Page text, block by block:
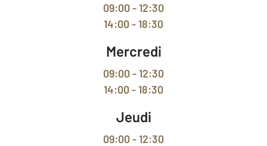
09:00 - 12:30
14:00 - 18:30
Mercredi
09:00 - 12:30
14:00 - 18:30
Jeudi
09:00 - 12:30